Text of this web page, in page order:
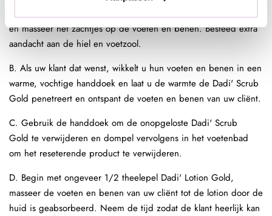
A. Gebruik ongeveer 2 theelepels Dadi' Scrub Gold per voet
en masseer het zachtjes op de voeten en benen. Besteed extra
aandacht aan de hiel en voetzool.
B. Als uw klant dat wenst, wikkelt u hun voeten en benen in een
warme, vochtige handdoek en laat u de warmte de Dadi' Scrub
Gold penetreert en ontspant de voeten en benen van uw cliënt.
C. Gebruik de handdoek om de onopgeloste Dadi' Scrub
Gold te verwijderen en dompel vervolgens in het voetenbad
om het reseterende product te verwijderen.
D. Begin met ongeveer 1/2 theelepel Dadi' Lotion Gold,
masseer de voeten en benen van uw cliënt tot de lotion door de
huid is geabsorbeerd. Neem de tijd zodat de klant heerlijk kan